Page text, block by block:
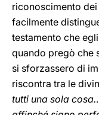
riconoscimento
facilmente
testamento che
quando pregò che
si sforzassero di
riscontra tra le
tutti una sola